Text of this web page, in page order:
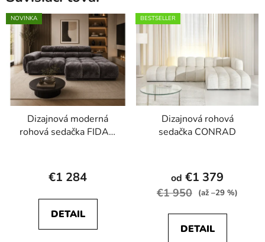
NOVINKA
Dizajnová moderná
rohová sedačka FIDAN
€1 284
DETAIL
BESTSELLER
Dizajnová rohová
sedačka CONRAD
hodnotenie
produktu
z
od €1 379
€1 950 (až –29 %)
DETAIL